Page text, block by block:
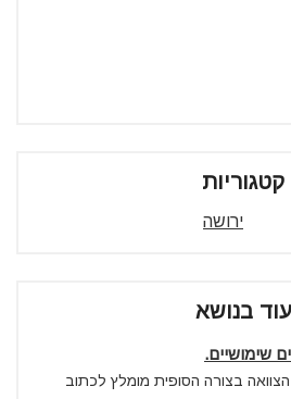
קטגוריות
ירושה
עוד בנושא
שימושיים.
בצורה הסופית מומלץ לכתוב